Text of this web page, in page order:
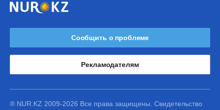
Сообщить о проблеме
Рекламодателям
® NUR.KZ 2009-2026 Все права защищены. Свидетельство